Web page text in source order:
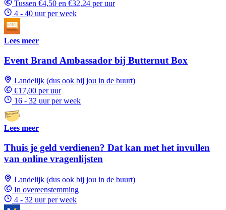
Tussen €4,50 en €32,24 per uur
4 - 40 uur per week
Lees meer
Event Brand Ambassador bij Butternut Box
Landelijk (dus ook bij jou in de buurt)
€17,00 per uur
16 - 32 uur per week
Lees meer
Thuis je geld verdienen? Dat kan met het invullen
van online vragenlijsten
Landelijk (dus ook bij jou in de buurt)
In overeenstemming
4 - 32 uur per week